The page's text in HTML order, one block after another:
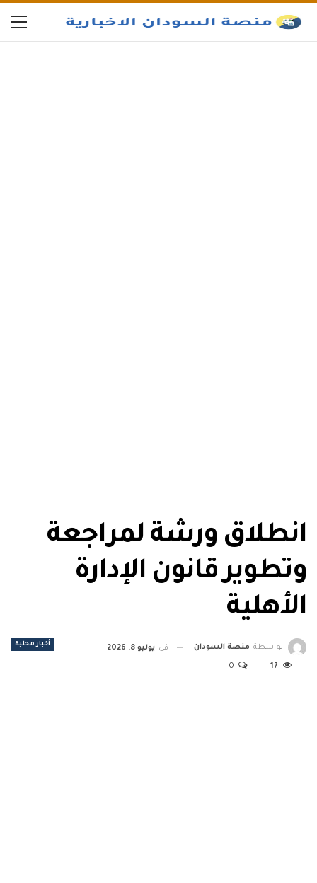
انطلاق ورشة لمراجعة
وتطوير قانون الإدارة
الأهلية
أخبار محلية بواسطة منصة السودان في يوليو 8, 2026
17